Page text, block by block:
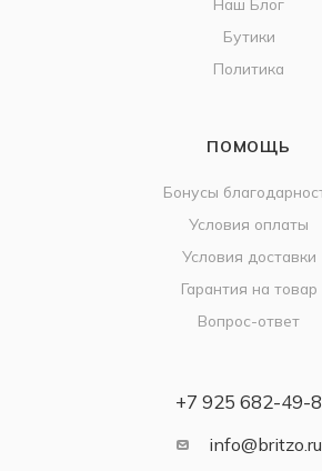
Наш Блог
Бутики
Политика
ПОМОЩЬ
Бонусы
Условия оплаты
Условия доставки
Гарантия на товар
Вопрос-ответ
+7 925 682-49-
info@britzo.ru